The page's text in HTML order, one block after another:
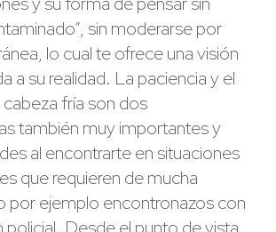
sin moderarse por
lo cual te ofrece una visión
a su realidad. La paciencia y el
cabeza fría son dos
también muy importantes y
al encontrarte en situaciones
que requieren de mucha
por ejemplo encontronazos con